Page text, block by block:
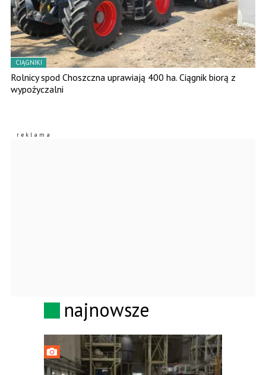
CIĄGNIKI
Rolnicy spod Choszczna uprawiają 400 ha. Ciągnik biorą z
wypożyczalni
najnowsze